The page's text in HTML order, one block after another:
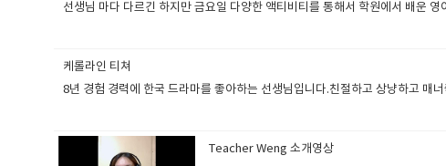
선생님 마다 다르긴 하지만 금요일 다양한 액티비티를 통해서 학원에서 배운
케롤라인 티쳐
8년 경험 경력에 한국 드라마를 좋아하는 선생님입니다.친절하고 상냥하고 매
Teacher Weng 소개영상